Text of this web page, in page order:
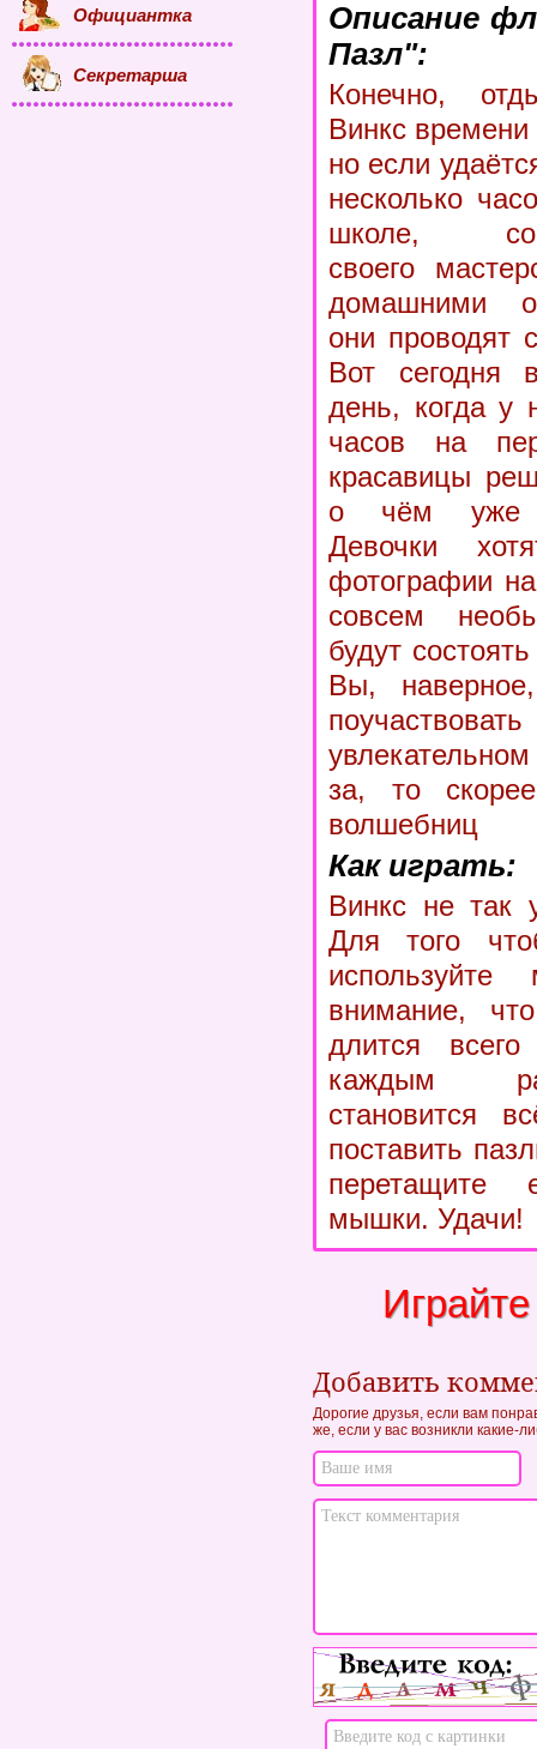
Описание
Пазл":
Конечно,
Винкс времени
но если
несколько
школе,
своего
домашними
они проводят
Вот сегодня
день, когда у
часов на
красавицы
о чём уже
Девочки
фотографии
совсем
будут
Вы,
за, то
волшебниц
Как играть:
Винкс не так
Для того
внимание,
длится
каждым
становится
поставить
мышки. Удачи!
Добавить
Дорогие друзья, если вам
же, если у вас возникли какие-
Официантка
Секретарша